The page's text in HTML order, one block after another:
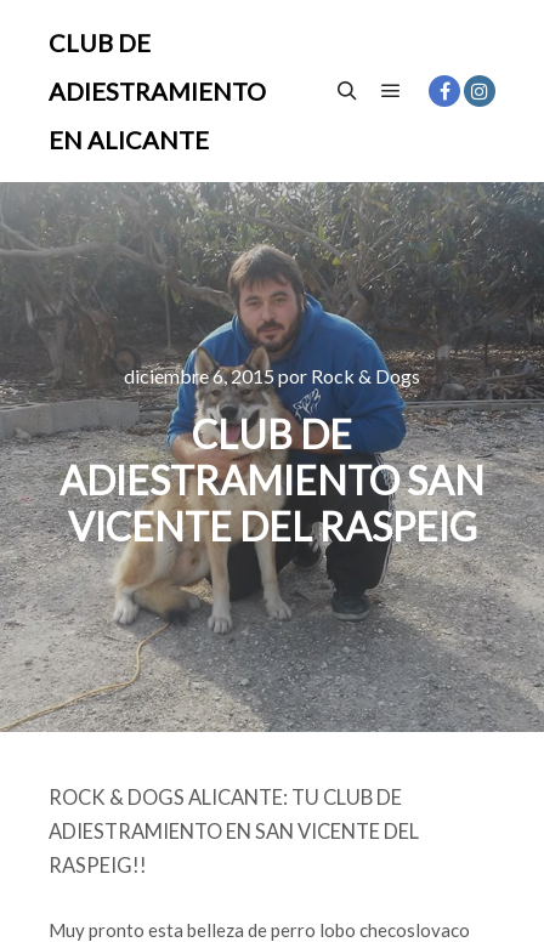
CLUB DE
ADIESTRAMIENTO
EN ALICANTE
diciembre 6, 2015por Rock & Dogs
CLUB DE
ADIESTRAMIENTO SAN
VICENTE DEL RASPEIG
ROCK & DOGS ALICANTE: TU CLUB DE
ADIESTRAMIENTO EN SAN VICENTE DEL
RASPEIG!!
Muy pronto esta belleza de perro lobo checoslovaco